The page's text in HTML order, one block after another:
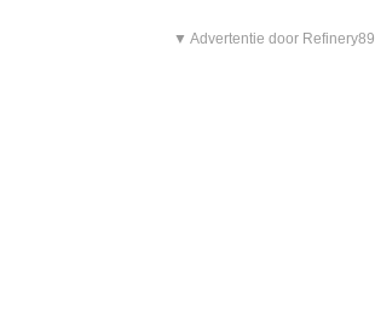
▼ Advertentie door Refinery89